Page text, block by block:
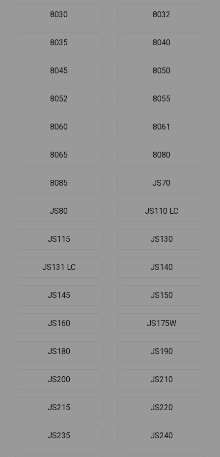
8030 8032
8035 8040
8045 8050
8052 8055
8060 8061
8065 8080
8085 JS70
JS80 JS110 LC
JS115 JS130
JS131 LC JS140
JS145 JS150
JS160 JS175W
JS180 JS190
JS200 JS210
JS215 JS220
JS235 JS240